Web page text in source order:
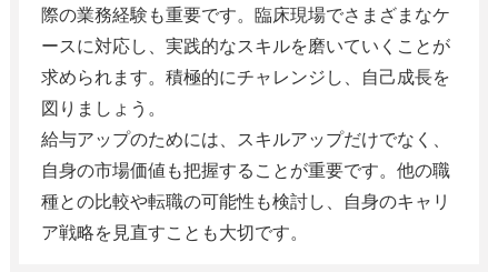
際の業務経験も重要です。臨床現場でさまざまなケ
ースに対応し、実践的なスキルを磨いていくことが
求められます。積極的にチャレンジし、自己成長を
図りましょう。
給与アップのためには、スキルアップだけでなく、
自身の市場価値も把握することが重要です。他の職
種との比較や転職の可能性も検討し、自身のキャリ
ア戦略を見直すことも大切です。